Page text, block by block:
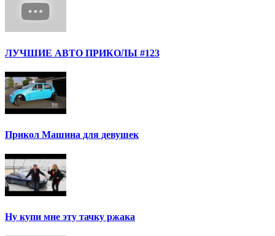
ЛУЧШИЕ АВТО ПРИКОЛЫ #123
Прикол Машина для девушек
Ну купи мне эту тачку ржака